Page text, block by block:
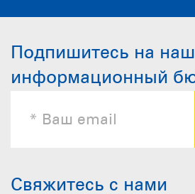
Подпишитесь на наш
информационный
Свяжитесь с нами